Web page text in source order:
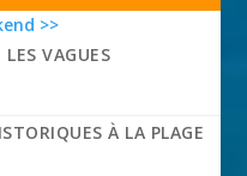
>>
VAGUES
À LA PLAGE